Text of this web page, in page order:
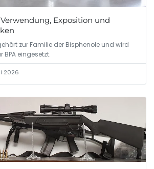
Exposition und
zur Familie der Bisphenole und wird
BPA eingesetzt.
2026